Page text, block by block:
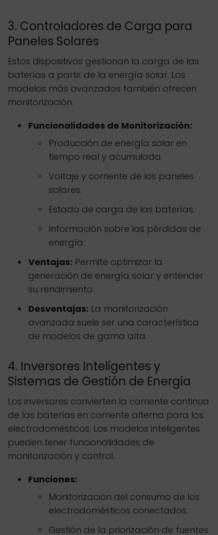
3. Controladores de Carga para
Paneles Solares
Estos dispositivos gestionan la carga de las
baterías a partir de la energía solar. Los
modelos más avanzados también ofrecen
monitorización.
Funcionalidades de Monitorización:
Producción de energía solar en
tiempo real y acumulada.
Voltaje y corriente de los paneles
solares.
Estado de carga de las baterías.
Información sobre las pérdidas de
energía.
Ventajas: Permite optimizar la
generación de energía solar y entender
su rendimiento.
Desventajas: La monitorización
avanzada suele ser una característica
de modelos de gama alta.
4. Inversores Inteligentes y
Sistemas de Gestión de Energía
Los inversores convierten la corriente continua
de las baterías en corriente alterna para los
electrodomésticos. Los modelos inteligentes
pueden tener funcionalidades de
monitorización y control.
Funciones:
Monitorización del consumo de los
electrodomésticos conectados.
Gestión de la priorización de fuentes